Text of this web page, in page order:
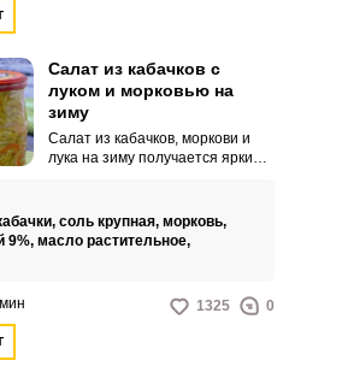
Салат из кабачков с
луком и морковью на
зиму
Салат из кабачков, моркови и
лука на зиму получается ярким
приобретают сладко-пикантный
вкус.
соль крупная, морковь,
9%, масло растительное,
1325 0